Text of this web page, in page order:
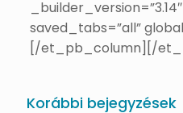
saved_tabs=”all”
[/et_pb_column][/
Korábbi bejegyzések